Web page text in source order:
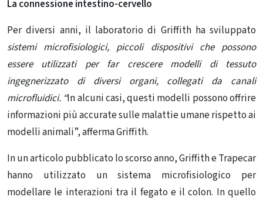
La connessione intestino-cervello
Per diversi anni, il laboratorio di Griffith ha sviluppato
sistemi microfisiologici, piccoli dispositivi che possono
essere utilizzati per far crescere modelli di tessuto
ingegnerizzato di diversi organi, collegati da canali
microfluidici. “In alcuni casi, questi modelli possono offrire
informazioni più accurate sulle malattie umane rispetto ai
modelli animali”, afferma Griffith.
In un articolo pubblicato lo scorso anno, Griffith e Trapecar
hanno utilizzato un sistema microfisiologico per
modellare le interazioni tra il fegato e il colon. In quello